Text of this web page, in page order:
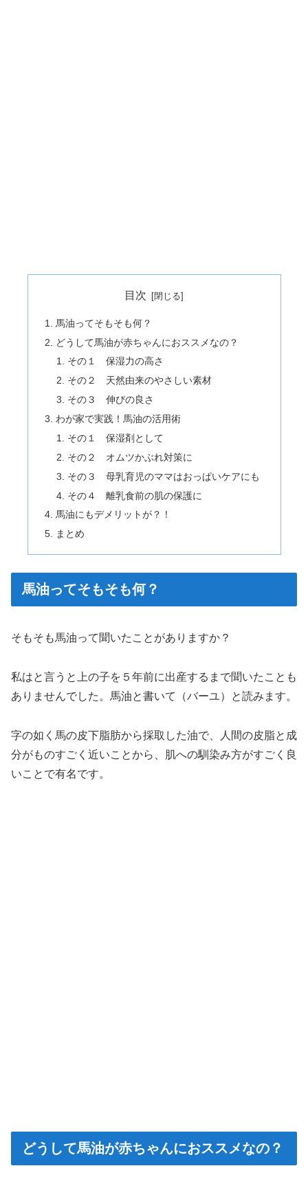
目次
馬油ってそもそも何？
どうして馬油が赤ちゃんにおススメなの？
その１ 保湿力の高さ
その２ 天然由来のやさしい素材
その３ 伸びの良さ
わが家で実践！馬油の活用術
その１ 保湿剤として
その２ オムツかぶれ対策に
その３ 母乳育児のママはおっぱいケアにも
その４ 離乳食前の肌の保護に
馬油にもデメリットが？！
まとめ
馬油ってそもそも何？
そもそも馬油って聞いたことがありますか？
私はと言うと上の子を５年前に出産するまで聞いたことも
ありませんでした。馬油と書いて（バーユ）と読みます。
字の如く馬の皮下脂肪から採取した油で、人間の皮脂と成
分がものすごく近いことから、肌への馴染み方がすごく良
いことで有名です。
どうして馬油が赤ちゃんにおススメなの？